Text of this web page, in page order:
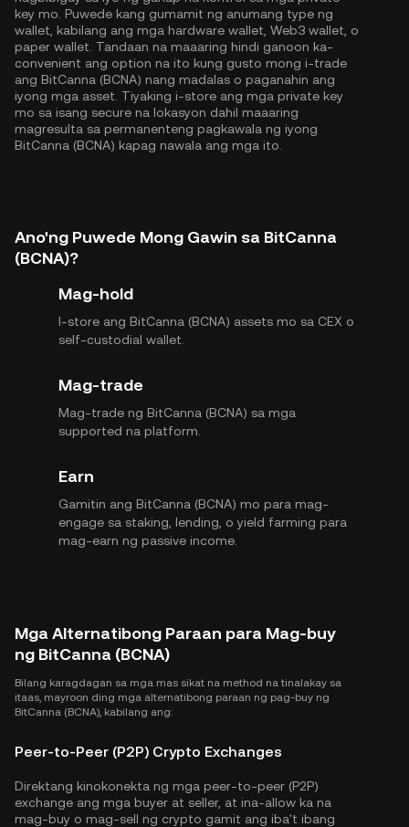
key mo. Puwede kang gumamit ng anumang type ng
wallet, kabilang ang mga hardware wallet, Web3 wallet, o
paper wallet. Tandaan na maaaring hindi ganoon ka-
convenient ang option na ito kung gusto mong i-trade
ang BitCanna (BCNA) nang madalas o paganahin ang
iyong mga asset. Tiyaking i-store ang mga private key
mo sa isang secure na lokasyon dahil maaaring
magresulta sa permanenteng pagkawala ng iyong
BitCanna (BCNA) kapag nawala ang mga ito.
Ano'ng Puwede Mong Gawin sa BitCanna
(BCNA)?
Mag-hold
I-store ang BitCanna (BCNA) assets mo sa CEX o
self-custodial wallet.
Mag-trade
Mag-trade ng BitCanna (BCNA) sa mga
supported na platform.
Earn
Gamitin ang BitCanna (BCNA) mo para mag-
engage sa staking, lending, o yield farming para
mag-earn ng passive income.
Mga Alternatibong Paraan para Mag-buy
ng BitCanna (BCNA)
Bilang karagdagan sa mga mas sikat na method na tinalakay sa
itaas, mayroon ding mga alternatibong paraan ng pag-buy ng
BitCanna (BCNA), kabilang ang:
Peer-to-Peer (P2P) Crypto Exchanges
Direktang kinokonekta ng mga peer-to-peer (P2P)
exchange ang mga buyer at seller, at ina-allow ka na
mag-buy o mag-sell ng crypto gamit ang iba't ibang